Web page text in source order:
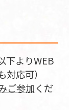
下よりWEB
応可）
ご参加くだ